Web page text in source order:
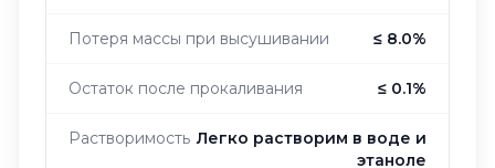
Потеря массы при высушивании ≤ 8.0%
Остаток после прокаливания ≤ 0.1%
Растворимость Легко растворим в воде и
этаноле